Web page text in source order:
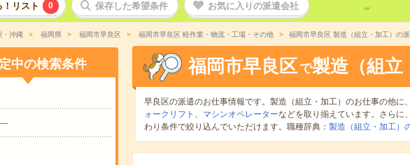
リスト 0 保存した希望条件 お気に入りの派遣会社
・沖縄 福岡県 福岡市早良区 福岡市早良区 軽作業・物流・工場・その他 福岡市早良区 製造（組立・加工）の
中の検索条件
---
福岡市早良区 で製造（組立
早良区の派遣のお仕事情報です。製造（組立・加工）のお仕事の他に、
ォークリフト 、 マシンオペレーターなどを取り揃えています。さらに、
わり条件で絞り込んでいただけます。職種辞典： 製造（組立・加工）